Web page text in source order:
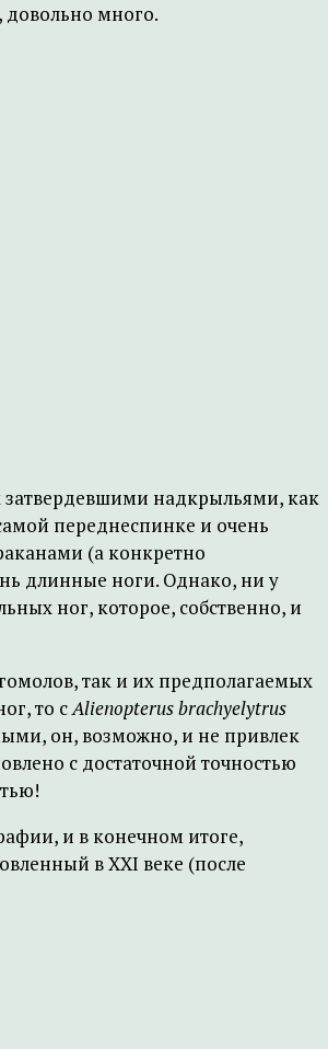
довольно много.
затвердевшими надкрыльями, как
переднеспинке и очень
(а конкретно
длинные ноги. Однако, ни у
ног, которое, собственно, и
так и их предполагаемых
то сAlienopterus brachyelytrus
он, возможно, и не привлек
с достаточной точностью
и в конечном итоге,
в XXI веке (после